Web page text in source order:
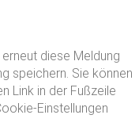
diese Meldung
speichern. Sie können
Link in der Fußzeile
Einstellungen